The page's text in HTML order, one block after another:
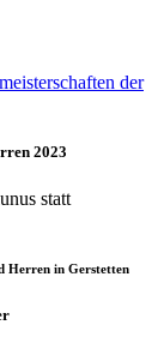
der
2023
statt
Herren in Gerstetten